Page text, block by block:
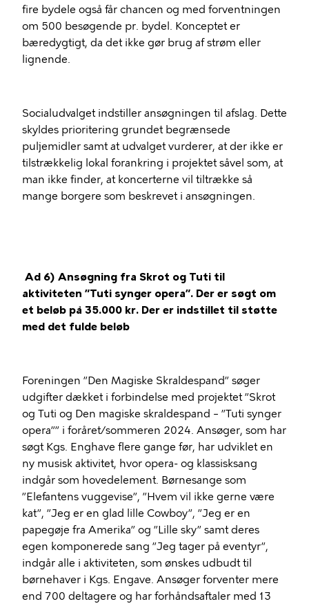
fire bydele også får chancen og med forventningen
om 500 besøgende pr. bydel. Konceptet er
bæredygtigt, da det ikke gør brug af strøm eller
lignende.
Socialudvalget indstiller ansøgningen til afslag. Dette
skyldes prioritering grundet begrænsede
puljemidler samt at udvalget vurderer, at der ikke er
tilstrækkelig lokal forankring i projektet såvel som, at
man ikke finder, at koncerterne vil tiltrække så
mange borgere som beskrevet i ansøgningen.
Ad 6) Ansøgning fra Skrot og Tuti til
aktiviteten ”Tuti synger opera”. Der er søgt om
et beløb på 35.000 kr. Der er indstillet til støtte
med det fulde beløb
Foreningen ”Den Magiske Skraldespand” søger
udgifter dækket i forbindelse med projektet ”Skrot
og Tuti og Den magiske skraldespand – ”Tuti synger
opera”” i foråret/sommeren 2024. Ansøger, som har
søgt Kgs. Enghave flere gange før, har udviklet en
ny musisk aktivitet, hvor opera- og klassisksang
indgår som hovedelement. Børnesange som
”Elefantens vuggevise”, ”Hvem vil ikke gerne være
kat”, ”Jeg er en glad lille Cowboy”, ”Jeg er en
papegøje fra Amerika” og ”Lille sky” samt deres
egen komponerede sang ”Jeg tager på eventyr”,
indgår alle i aktiviteten, som ønskes udbudt til
børnehaver i Kgs. Engave. Ansøger forventer mere
end 700 deltagere og har forhåndsaftaler med 13